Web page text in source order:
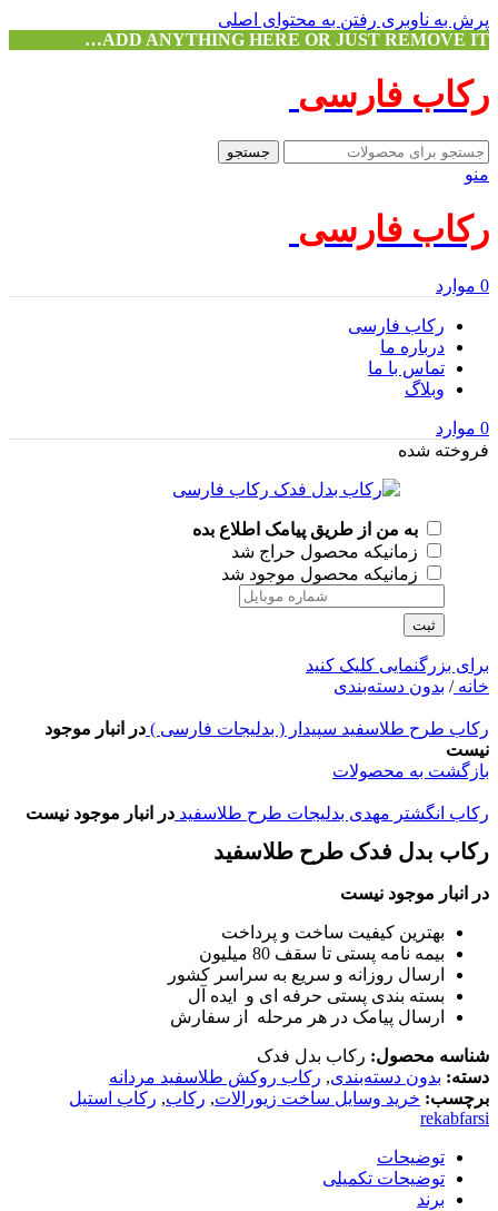
پرش به ناوبری رفتن به محتوای اصلی
ADD ANYTHING HERE OR JUST REMOVE IT…
رکاب فارسی
جستجو
منو
رکاب فارسی
0 موارد
رکاب فارسی
درباره ما
تماس با ما
وبلاگ
0 موارد
فروخته شده
به من از طریق پیامک اطلاع بده
زمانیکه محصول حراج شد
زمانیکه محصول موجود شد
ثبت
برای بزرگنمایی کلیک کنید
خانه/ بدون دسته‌بندی
رکاب طرح طلاسفید سپیدار ( بدلیجات فارسی ) در انبار موجود
نیست
بازگشت به محصولات
رکاب انگشتر مهدی بدلیجات طرح طلاسفید در انبار موجود نیست
رکاب بدل فدک طرح طلاسفید
در انبار موجود نیست
بهترین کیفیت ساخت و پرداخت
بیمه نامه پستی تا سقف 80 میلیون
ارسال روزانه و سریع به سراسر کشور
بسته بندی پستی حرفه ای و ایده آل
ارسال پیامک در هر مرحله از سفارش
شناسه محصول: رکاب بدل فدک
دسته: بدون دسته‌بندی, رکاب روکش طلاسفید مردانه
برچسب: خرید وسایل ساخت زیورالات, رکاب, رکاب استیل
rekabfarsi
توضیحات
توضیحات تکمیلی
برند